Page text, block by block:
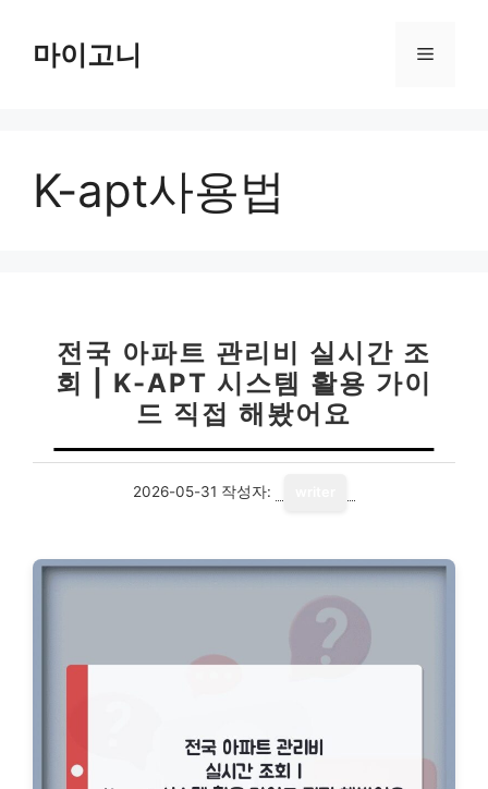
마이고니 메
K-apt사용법
전국 아파트 관리비 실시간 조
회 | K-APT 시스템 활용 가이
드 직접 해봤어요
2026-05-31 작성자: